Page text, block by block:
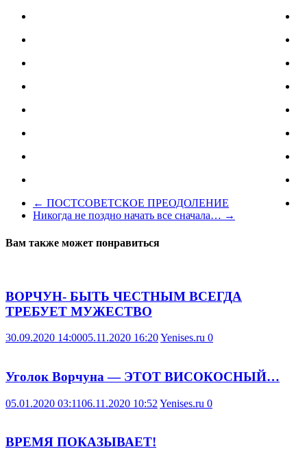
← ПОСТСОВЕТСКОЕ ПРЕОДОЛЕНИЕ
Никогда не поздно начать все сначала… →
Вам также может понравиться
ВОРЧУН- БЫТЬ ЧЕСТНЫМ ВСЕГДА
ТРЕБУЕТ МУЖЕСТВО
30.09.2020 14:0005.11.2020 16:20Yenises.ru 0
Уголок Ворчуна — ЭТОТ ВИСОКОСНЫЙ…
05.01.2020 03:1106.11.2020 10:52 Yenises.ru 0
ВРЕМЯ ПОКАЗЫВАЕТ!